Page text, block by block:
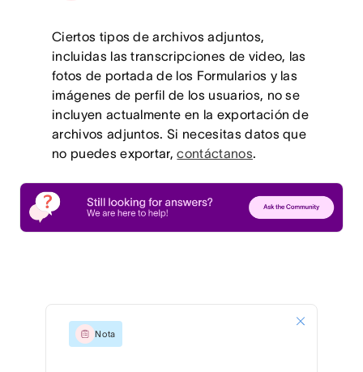
Ciertos tipos de archivos adjuntos,
incluidas las transcripciones de video, las
fotos de portada de los Formularios y las
imágenes de perfil de los usuarios, no se
incluyen actualmente en la exportación de
archivos adjuntos. Si necesitas datos que
no puedes exportar,contáctanos.
Nota